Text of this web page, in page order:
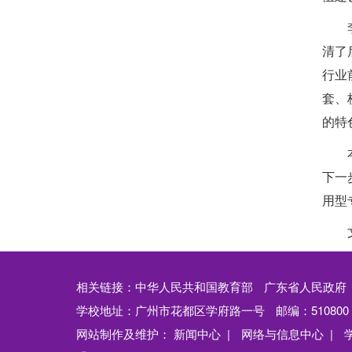
清了
行业
套、
的特
下一
用型
相关链接： 中华人民共和国教育部 广东省人民政府
学校地址：广州市花都区学府路一号
邮编：510800
网站制作及维护： 新闻中心 | 网络与信息中心 |